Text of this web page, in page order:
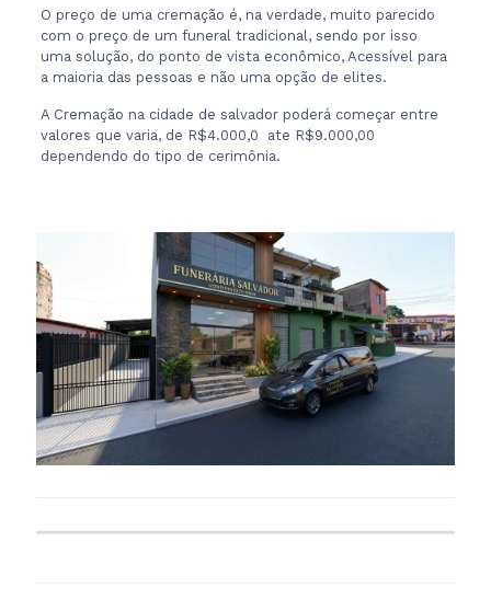
O preço de uma cremação é, na verdade, muito parecido
com o preço de um funeral tradicional, sendo por isso
uma solução, do ponto de vista econômico, Acessível para
a maioria das pessoas e não uma opção de elites.
A Cremação na cidade de salvador poderá começar entre
valores que varia, de R$4.000,0 ate R$9.000,00
dependendo do tipo de cerimônia.